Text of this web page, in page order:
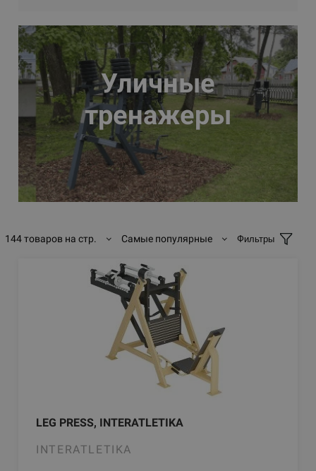
Уличные
тренажеры
144 товаров на стр. Самые популярные Фильтры
LEG PRESS, INTERATLETIKA
INTERATLETIKA